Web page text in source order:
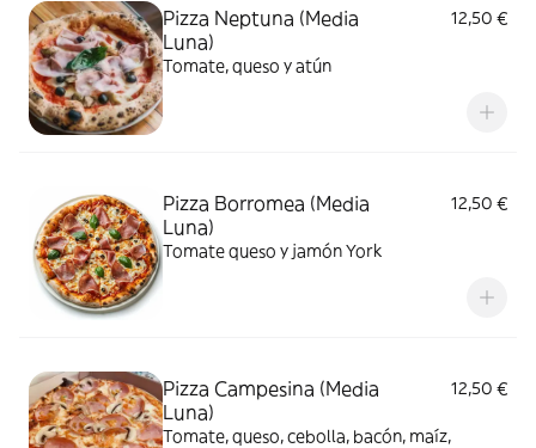
Pizza Neptuna (Media
Luna)
12,50 €
Tomate, queso y atún
Pizza Borromea (Media
Luna)
12,50 €
Tomate queso y jamón York
Pizza Campesina (Media
Luna)
12,50 €
Tomate, queso, cebolla, bacón, maíz,